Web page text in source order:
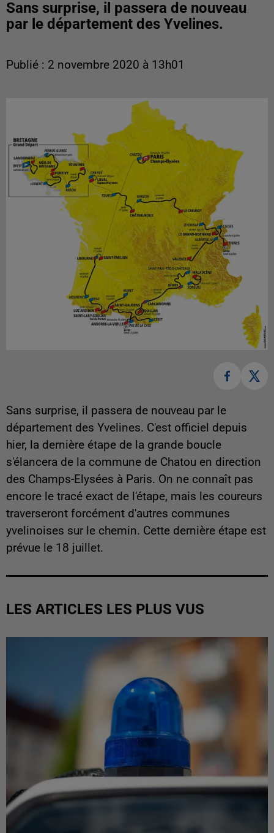
Sans surprise, il passera de nouveau
par le département des Yvelines.
Publié : 2 novembre 2020 à 13h01
Sans surprise, il passera de nouveau par le
département des Yvelines. C'est officiel depuis
hier, la dernière étape de la grande boucle
s'élancera de la commune de Chatou en direction
des Champs-Elysées à Paris. On ne connaît pas
encore le tracé exact de l'étape, mais les coureurs
traverseront forcément d'autres communes
yvelinoises sur le chemin. Cette dernière étape est
prévue le 18 juillet.
LES ARTICLES LES PLUS VUS